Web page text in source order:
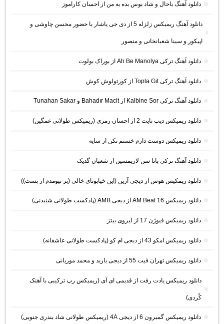
دانلود آهنگ باحال و شاد بوس بده به من از احسان کاراموز
دانلود آهنگ ریمیکس زلزله 5 از دی جی یاشار با حضور محسن چاوشی و
اپیکور و سینا شعبانخانی و منصور
دانلود آهنگ ترکی Ah Be Manolya از بوراک بولوت
دانلود آهنگ ترکی Topla Git از کورتولوش کوش
دانلود آهنگ ترکی Kalbine Sor از Bahadır Macit و Tunahan Sakar
دانلود ریمیکس دیپ نایت 2 از احسان رمزی (ریمیکس طولانی غمگین)
دانلود ریمیکس دوست دارم خستم نکن از سایه
دانلود آهنگ ترکی بانا سن لازیمسین از شعبان گدیک
دانلود ریمکیس هوس از دیجی آرین (این خیابونای خالی (بر نیومدم از پست))
دانلود ریمیکس AM Beat 16 از دیجی AMB (پادکست طولانی شنیدنی)
دانلود ریمیکس فیوژن 17 از لیروی بیتز
دانلود ریمیکس امکو 43 از دیجی ام کو (پادکست طولانی عاشقانه)
دانلود ریمیکس تهران فیت 55 از دیجی باربد و محمد موریانی
دانلود ریمیکس یادت رفت از قدیمی ای آی (ریمیکس رپ ترکیبی با آهنک
کُردی)
دانلود ریمیکس گمبرون 6 از دیجی 4A (ریمیکس طولانی شاد بندری جنوبی)